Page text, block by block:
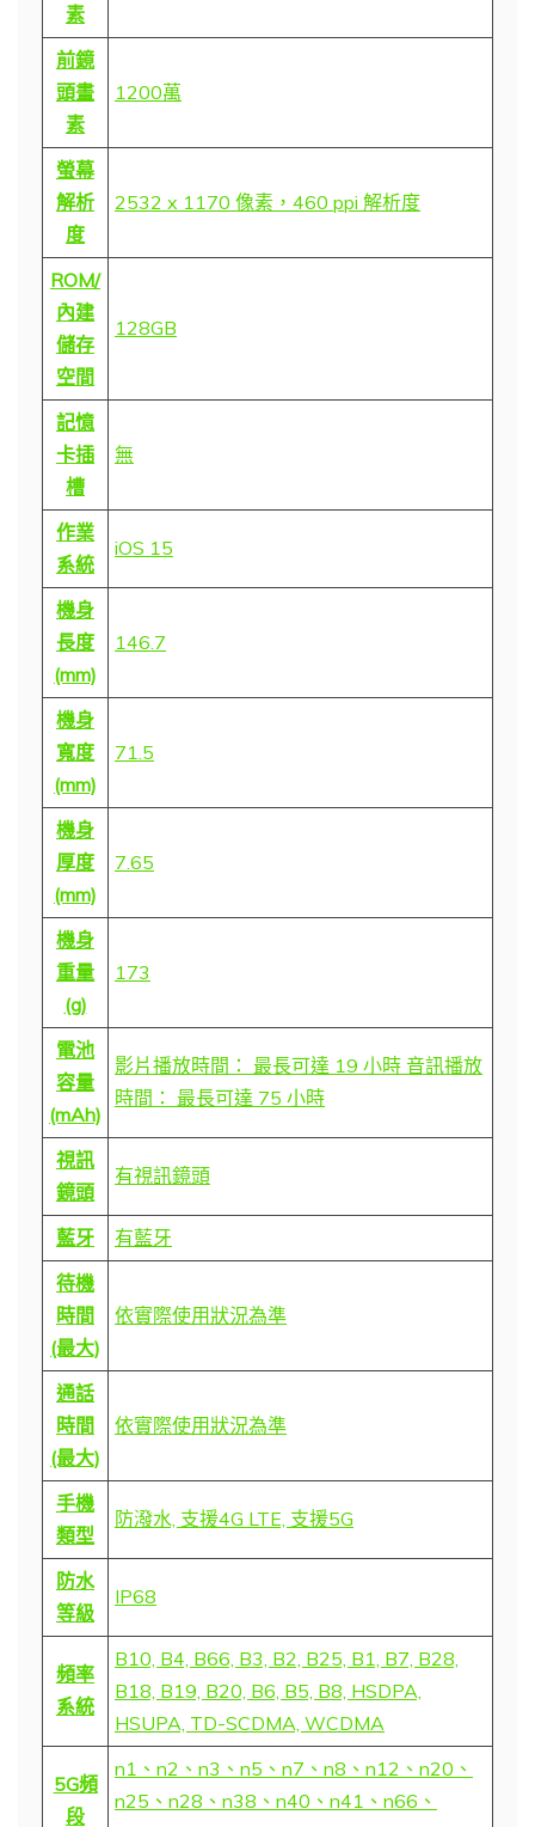
素
前鏡
頭畫
素
1200萬
螢幕
解析
度
2532 x 1170 像素， 460 ppi 解析度
ROM/
內建
儲存
空間
128GB
記憶
卡插
槽
無
作業
系統
iOS 15
機身
長度
(mm)
146.7
機身
寬度
(mm)
71.5
機身
厚度
(mm)
7.65
機身
重量
(g)
173
電池
容量
(mAh)
影片播放時間： 最長可達 19 小時 音訊播放
時間： 最長可達 75 小時
視訊
鏡頭
有視訊鏡頭
藍牙
有藍牙
待機
時間
(最大)
依實際使用狀況為準
通話
時間
(最大)
依實際使用狀況為準
手機
類型
防潑水, 支援4G LTE, 支援5G
防水
等級
IP68
頻率
系統
B10, B4, B66, B3, B2, B25, B1, B7, B28,
B18, B19, B20, B6, B5, B8, HSDPA,
HSUPA, TD-SCDMA, WCDMA
5G頻
段
n1、n2、n3、n5、n7、n8、n12、n20、
n25、n28、n38、n40、n41、n66、